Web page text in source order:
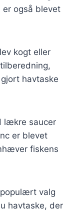
også blevet
kogt eller
havtaske
lækre saucer
er blevet
fiskens
valg
havtaske, der